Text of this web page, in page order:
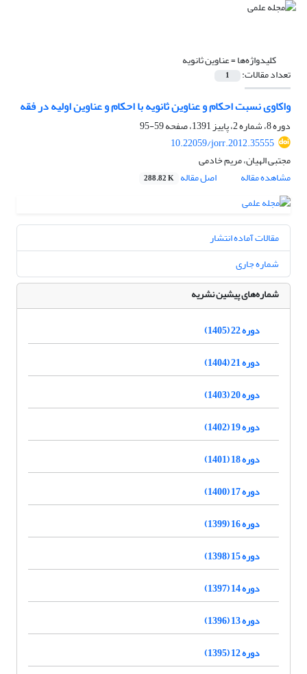
کلیدواژه‌ها =عناوین ثانویه
تعداد مقالات: 1
واکاوی نسبت احکام و عناوین ثانویه با احکام و عناوین اولیه در فقه
دوره 8، شماره 2، پاییز 1391، صفحه
59-95
10.22059/jorr.2012.35555
مجتبی الهیان، مریم خادمی
مشاهده مقاله
اصل مقاله 288.82 K
مقالات آماده انتشار
شماره جاری
شماره‌های پیشین نشریه
دوره 22 (1405)
دوره 21 (1404)
دوره 20 (1403)
دوره 19 (1402)
دوره 18 (1401)
دوره 17 (1400)
دوره 16 (1399)
دوره 15 (1398)
دوره 14 (1397)
دوره 13 (1396)
دوره 12 (1395)